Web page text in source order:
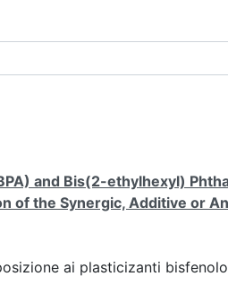
and Bis(2-ethylhexyl)
of the Synergic, Additive or
ai plasticizanti